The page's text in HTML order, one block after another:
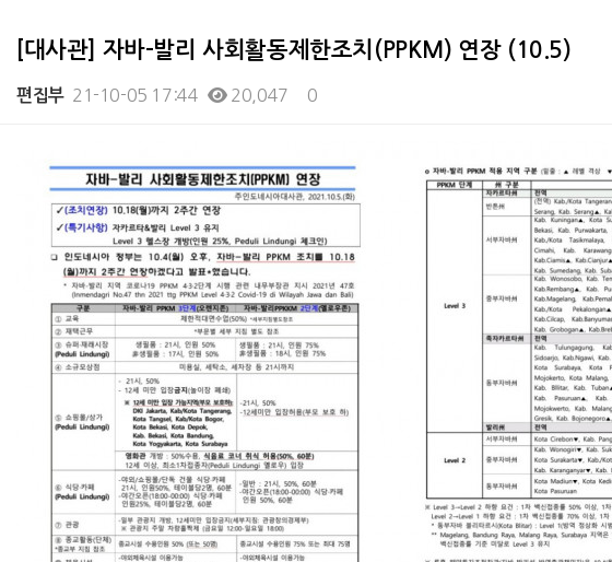
[대사관] 자바-발리 사회활동제한조치(PPKM) 연장 (10.5)
편집부 21-10-05 17:44 20,047 0